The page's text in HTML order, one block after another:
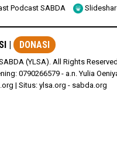
Podcast SABDA
DONASI
(YLSA). All Rights
0790266579 - a.n. Yulia
| Situs: ylsa.org - sabda.org